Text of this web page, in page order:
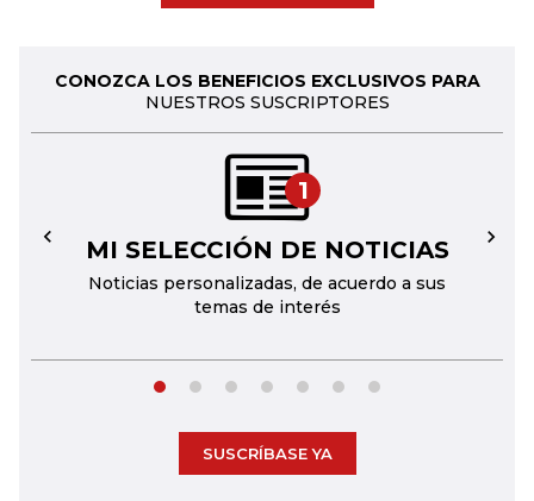
CONOZCA LOS BENEFICIOS EXCLUSIVOS PARA
NUESTROS SUSCRIPTORES
1
MI SELECCIÓN DE NOTICIAS
Noticias personalizadas, de acuerdo a sus
temas de interés
← →
SUSCRÍBASE YA